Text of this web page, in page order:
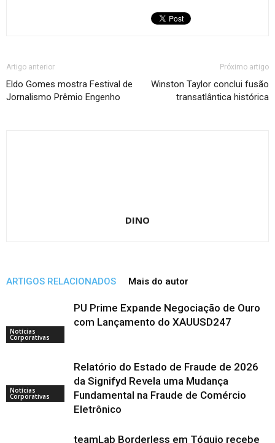
Artigo anterior
Eldo Gomes mostra Festival de
Jornalismo Prêmio Engenho
Próximo artigo
Winston Taylor conclui fusão
transatlântica histórica
DINO
ARTIGOS RELACIONADOS Mais do autor
Notícias
Corporativas
PU Prime Expande Negociação de Ouro
com Lançamento do XAUUSD247
Notícias
Corporativas
Relatório do Estado de Fraude de 2026
da Signifyd Revela uma Mudança
Fundamental na Fraude de Comércio
Eletrônico
teamLab Borderless em Tóquio recebe